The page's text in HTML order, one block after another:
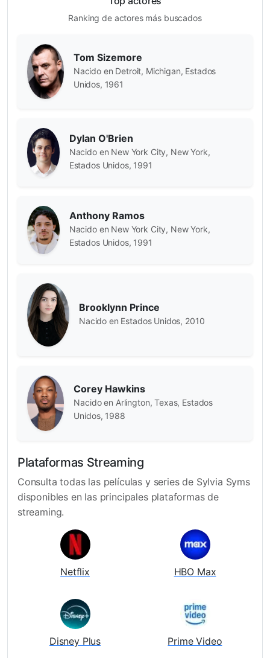
Ranking de actores más buscados
Tom Sizemore
Nacido en Detroit, Michigan, Estados
Unidos, 1961
Dylan O'Brien
Nacido en New York City, New York,
Estados Unidos, 1991
Anthony Ramos
Nacido en New York City, New York,
Estados Unidos, 1991
Brooklynn Prince
Nacido en Estados Unidos, 2010
Corey Hawkins
Nacido en Arlington, Texas, Estados
Unidos, 1988
Plataformas Streaming
Consulta todas las películas y series de Sylvia Syms
disponibles en las principales plataformas de
streaming.
Netflix HBO Max
Disney Plus Prime Video